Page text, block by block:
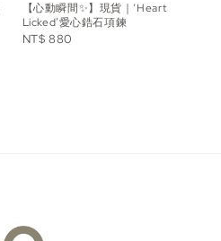
【心動瞬間✨】現貨｜‘Heart
Licked’愛心鋯石項鍊
Regular
NT$ 880